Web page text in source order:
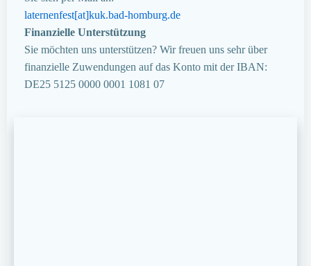
laternenfest[at]kuk.bad-homburg.de
Finanzielle Unterstützung
Sie möchten uns unterstützen? Wir freuen uns sehr über
finanzielle Zuwendungen auf das Konto mit der IBAN:
DE25 5125 0000 0001 1081 07